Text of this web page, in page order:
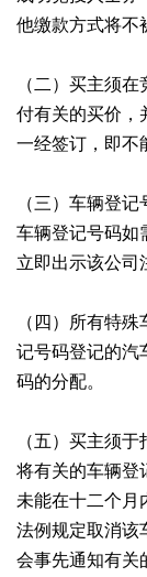
他缴款方式将不
（二）买主须
付有关的买价，
一经签订，即不
（三）车辆登
车辆登记号码如
立即出示该公司
（四）所有特
记号码登记的汽
码的分配。
（五）买主须
将有关的车辆登
未能在十二个月
法例规定取消该
会事先通知有关